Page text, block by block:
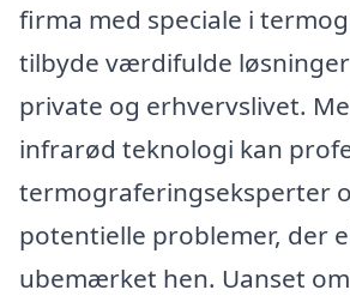
firma med speciale i
tilbyde værdifulde
private og erhvervslivet.
infrarød teknologi kan
termograferingseksperter
potentielle problemer, der
ubemærket hen. Uanset